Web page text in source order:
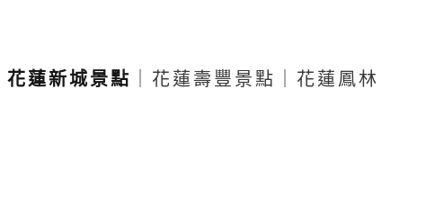
花蓮新城景點
｜花蓮壽豐景點｜花蓮鳳林